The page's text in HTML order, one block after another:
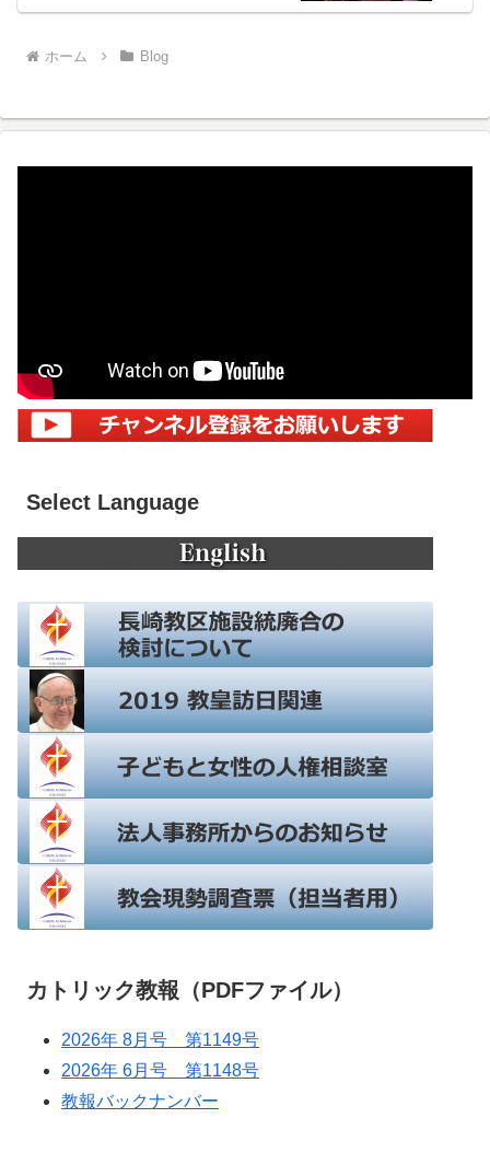
ホーム Blog
Select Language
カトリック教報（PDFファイル）
2026年 8月号 第1149号
2026年 6月号 第1148号
教報バックナンバー